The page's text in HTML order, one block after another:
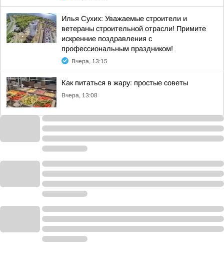
Илья Сухих: Уважаемые строители и
ветераны строительной отрасли! Примите
искренние поздравления с
профессиональным праздником!
Вчера, 13:15
Как питаться в жару: простые советы
Вчера, 13:08